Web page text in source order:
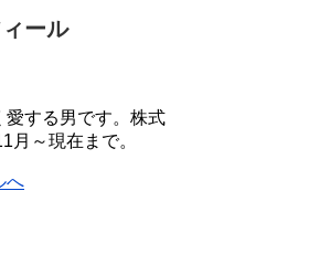
ール
愛する男です。株式
月～現在まで。
へ